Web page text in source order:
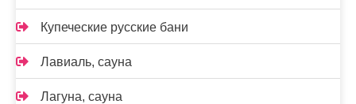
Купеческие русские бани
Лавиаль, сауна
Лагуна, сауна